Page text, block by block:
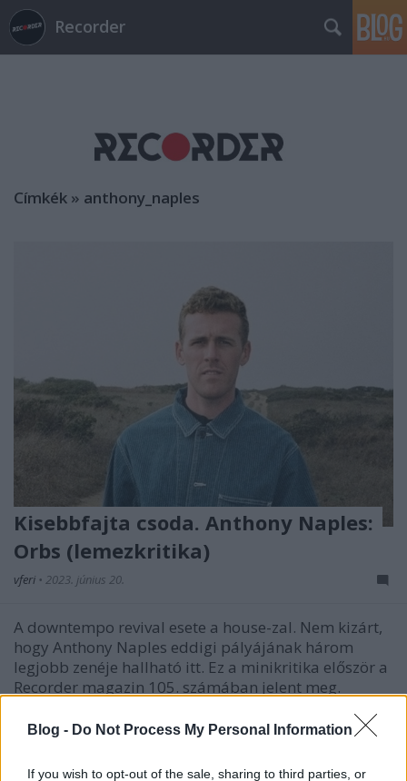
Blog - Do Not Process My Personal Information
If you wish to opt-out of the sale, sharing to third parties, or
Recorder
Címkék » anthony_naples
Kisebbfajta csoda. Anthony Naples:
Orbs (lemezkritika)
vferi • 2023. június 20.
A downtempo revival esete a house-zal. Nem kizárt,
hogy Anthony Naples eddigi pályájának három
legjobb zenéje hallható itt. Ez a minikritika először a
Recorder magazin 105. számában jelent meg.